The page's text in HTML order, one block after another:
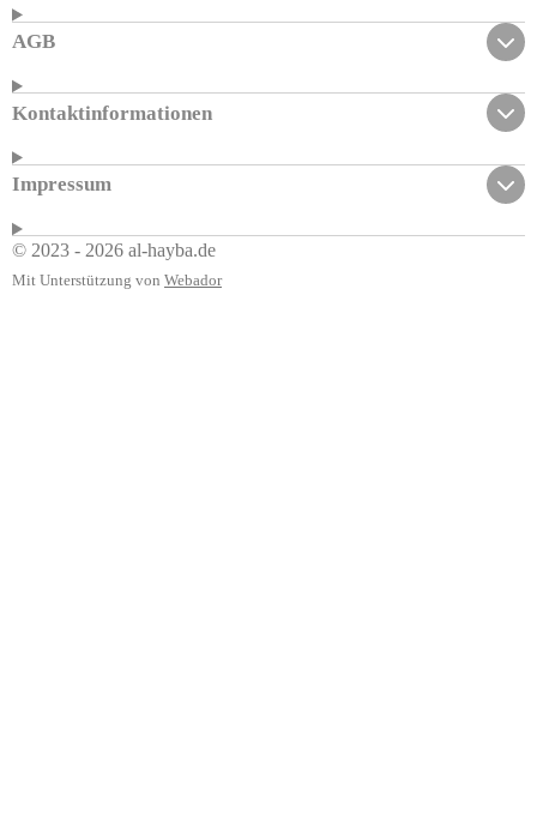
AGB
Kontaktinformationen
Impressum
© 2023 - 2026 al-hayba.de
Mit Unterstützung von Webador